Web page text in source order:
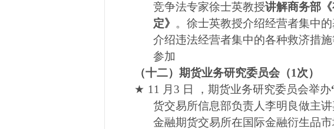
竞争法专家徐士英教授讲解商务部
定》 。徐士英教授介绍经营者集中
介绍违法经营者集中的各种救济措
参加
（十二）期货业务研究委员会（1次）
★ 11 月3 日 ，期货业务研究委员会举办
货交易所信息部负责人李明良做主
金融期货交易所在国际金融衍生品